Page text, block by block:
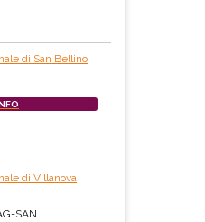
di San Bellino
di Villanova
SAN